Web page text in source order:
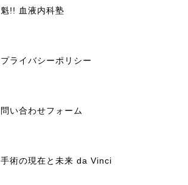
魁!! 血液内科塾
プライバシーポリシー
問い合わせフォーム
手術の現在と未来 da Vinci